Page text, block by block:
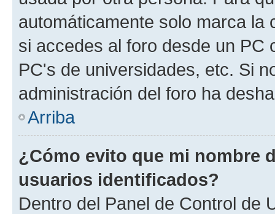
automáticamente solo marca la
si accedes al foro desde un PC
PC's de universidades, etc. Si
administración del foro ha
Arriba
¿Cómo evito que mi nombre
usuarios identificados?
Dentro del Panel de Control de